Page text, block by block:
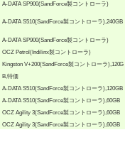
A-DATA SP900(SandForce製コントローラ)
A-DATA S510(SandForce製コントローラ),240GB
A-DATA SP900(SandForce製コントローラ)
OCZ Petrol(Indilinx製コントローラ)
Kingston V+200(SandForce製コントローラ),120G
B,特価
A-DATA S510(SandForce製コントローラ),120GB
A-DATA S510(SandForce製コントローラ),60GB
OCZ Agility 3(SandForce製コントローラ),60GB
OCZ Agility 3(SandForce製コントローラ),60GB